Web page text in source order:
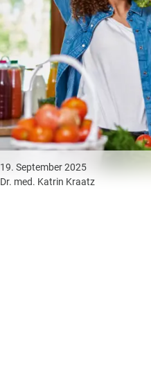
19. September 2025
Dr. med. Katrin Kraatz